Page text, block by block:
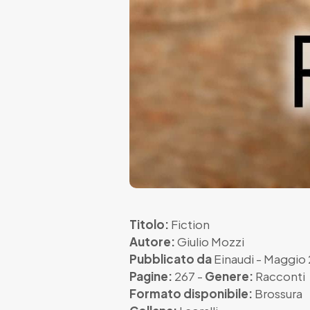
Titolo: Fiction
Autore:Giulio Mozzi
Pubblicato daEinaudi - Maggio
Pagine: 267 - Genere: Racconti
Formato disponibile: Brossura